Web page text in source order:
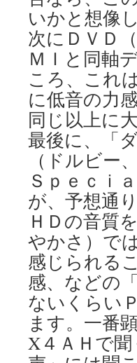
いかと想像
次にＤＶＤ
ＭＩと同軸
ころ、これ
に低音の力
同じ以上に
最後に、「
（ドルビ
Ｓｐｅｃｉ
が、予想通
ＨＤの音質
やかさ）で
感じられる
感、などの
ないくらい
ます。一番
X４ＡＨで